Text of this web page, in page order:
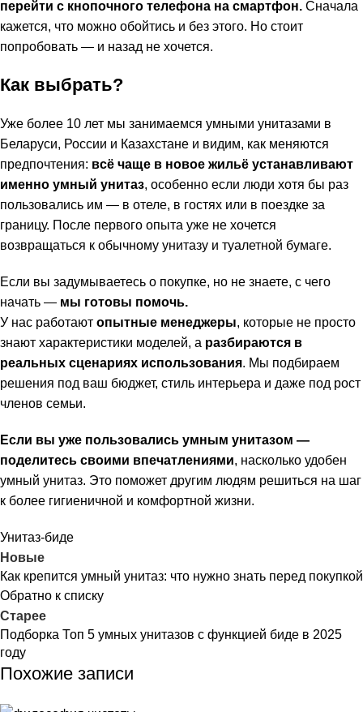
перейти с кнопочного телефона на смартфон. Сначала
кажется, что можно обойтись и без этого. Но стоит
попробовать — и назад не хочется.
Как выбрать?
Уже более 10 лет мы занимаемся умными унитазами в
Беларуси, России и Казахстане и видим, как меняются
предпочтения: всё чаще в новое жильё устанавливают
именно умный унитаз, особенно если люди хотя бы раз
пользовались им — в отеле, в гостях или в поездке за
границу. После первого опыта уже не хочется
возвращаться к обычному унитазу и туалетной бумаге.
Если вы задумываетесь о покупке, но не знаете, с чего
начать — мы готовы помочь.
У нас работают опытные менеджеры, которые не просто
знают характеристики моделей, а разбираются в
реальных сценариях использования. Мы подбираем
решения под ваш бюджет, стиль интерьера и даже под рост
членов семьи.
Если вы уже пользовались умным унитазом —
поделитесь своими впечатлениями, насколько удобен
умный унитаз. Это поможет другим людям решиться на шаг
к более гигиеничной и комфортной жизни.
Унитаз-биде
Новые
Как крепится умный унитаз: что нужно знать перед покупкой
Обратно к списку
Старее
Подборка Топ 5 умных унитазов с функцией биде в 2025
году
Похожие записи